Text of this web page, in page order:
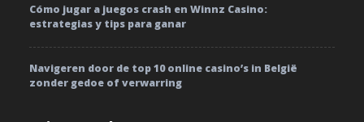
Cómo jugar a juegos crash en Winnz Casino:
estrategias y tips para ganar
Navigeren door de top 10 online casino’s in België
zonder gedoe of verwarring